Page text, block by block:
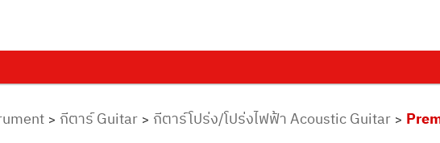
> กีตาร์ Guitar > กีตาร์โปร่ง/โปร่งไฟฟ้า Acoustic Guitar >